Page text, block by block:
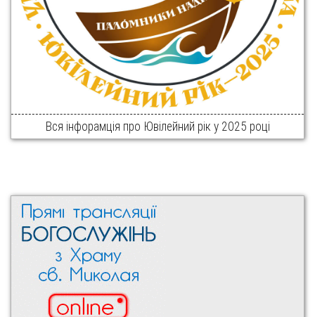
Вся інфорамція про Ювілейний рік у 2025 році